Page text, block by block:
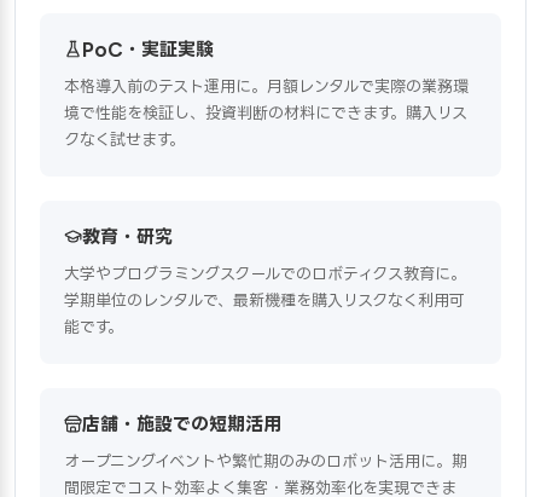
PoC・実証実験
本格導入前のテスト運用に。月額レンタルで実際の業務環
境で性能を検証し、投資判断の材料にできます。購入リス
クなく試せます。
教育・研究
大学やプログラミングスクールでのロボティクス教育に。
学期単位のレンタルで、最新機種を購入リスクなく利用可
能です。
店舗・施設での短期活用
オープニングイベントや繁忙期のみのロボット活用に。期
間限定でコスト効率よく集客・業務効率化を実現できま